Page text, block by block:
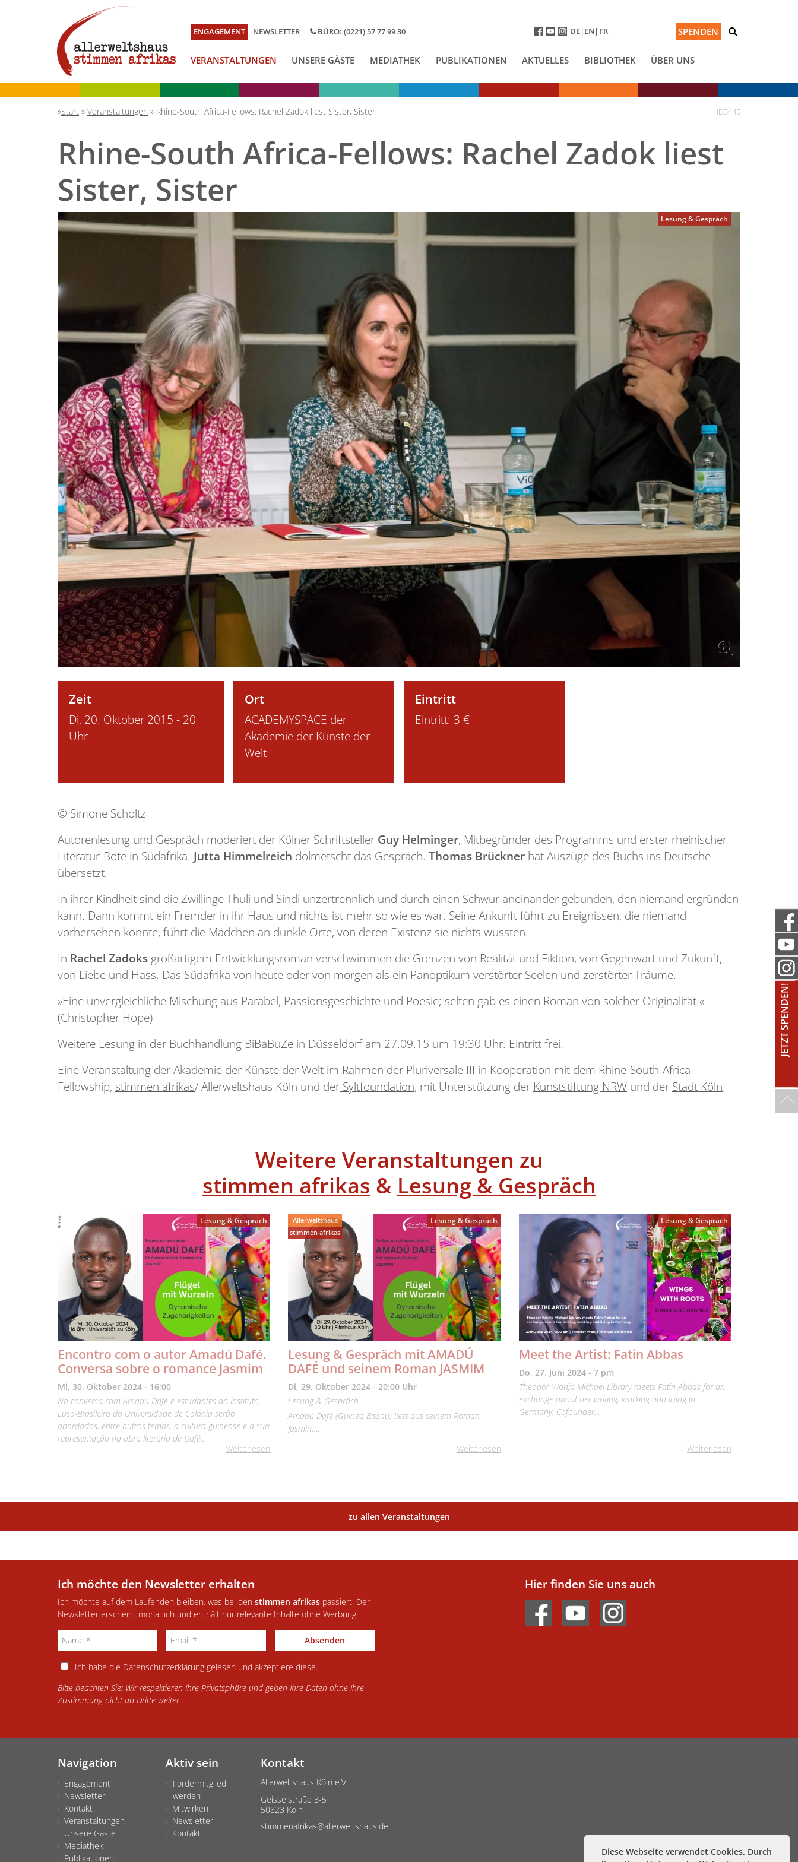
Diese Webseite verwendet Cookies. Durch
BÜRO: (0221) 57 77 99 30 SPENDEN
ENGAGEMENT NEWSLETTER DE EN FR
VERANSTALTUNGEN UNSERE GÄSTE MEDIATHEK PUBLIKATIONEN AKTUELLES BIBLIOTHEK ÜBER UNS
JETZT SPENDEN!
Start » Veranstaltungen » Rhine-South Africa-Fellows: Rachel Zadok liest Sister, Sister ID3445
Rhine-South Africa-Fellows: Rachel Zadok liest
Sister, Sister
Lesung & Gespräch
Zeit
Di, 20. Oktober 2015 - 20
Uhr
Ort
ACADEMYSPACE der
Akademie der Künste der
Welt
Eintritt
Eintritt: 3 €
© Simone Scholtz
Autorenlesung und Gespräch moderiert der Kölner Schriftsteller Guy Helminger, Mitbegründer des Programms und erster rheinischer
Literatur-Bote in Südafrika. Jutta Himmelreich dolmetscht das Gespräch. Thomas Brückner hat Auszüge des Buchs ins Deutsche
übersetzt.
In ihrer Kindheit sind die Zwillinge Thuli und Sindi unzertrennlich und durch einen Schwur aneinander gebunden, den niemand ergründen
kann. Dann kommt ein Fremder in ihr Haus und nichts ist mehr so wie es war. Seine Ankunft führt zu Ereignissen, die niemand
vorhersehen konnte, führt die Mädchen an dunkle Orte, von deren Existenz sie nichts wussten.
In Rachel Zadoks großartigem Entwicklungsroman verschwimmen die Grenzen von Realität und Fiktion, von Gegenwart und Zukunft,
von Liebe und Hass. Das Südafrika von heute oder von morgen als ein Panoptikum verstörter Seelen und zerstörter Träume.
»Eine unvergleichliche Mischung aus Parabel, Passionsgeschichte und Poesie; selten gab es einen Roman von solcher Originalität.«
(Christopher Hope)
Weitere Lesung in der Buchhandlung BiBaBuZe in Düsseldorf am 27.09.15 um 19:30 Uhr. Eintritt frei.
Eine Veranstaltung derAkademie der Künste der Welt im Rahmen der Pluriversale III in Kooperation mit dem Rhine-South-Africa-
Fellowship, stimmen afrikas/ Allerweltshaus Köln und der Syltfoundation, mit Unterstützung der Kunststiftung NRW und der Stadt Köln.
Weitere Veranstaltungen zu
stimmen afrikas & Lesung & Gespräch
Lesung & Gespräch
Encontro com o autor Amadú Dafé.
Conversa sobre o romance Jasmim
Mi, 30. Oktober 2024 - 16:00
Na conversa com Amadu Dafé e estudantes do Instituto
Luso-Brasileiro da Universidade de Colónia serão
abordados, entre outros temas, a cultura guinense e a sua
representação na obra literária de Dafé,…
Weiterlesen
Allerweltshaus
stimmen afrikas
Lesung & Gespräch
Lesung & Gespräch mit AMADÚ
DAFÉ und seinem Roman JASMIM
Di, 29. Oktober 2024 - 20:00 Uhr
Lesung & Gespräch
Amadú Dafé (Guinea-Bissau) liest aus seinem Roman
Jasmim…
Weiterlesen
Lesung & Gespräch
Meet the Artist: Fatin Abbas
Do, 27. Juni 2024 - 7 pm
Theodor Wonja Michael Library meets Fatin Abbas for an
exchange about her writing, working and living in
Germany. Cofounder…
Weiterlesen
zu allen Veranstaltungen
Ich möchte den Newsletter erhalten
Ich möchte auf dem Laufenden bleiben, was bei den stimmen afrikas passiert. Der
Newsletter erscheint monatlich und enthält nur relevante Inhalte ohne Werbung.
Absenden
Ich habe die Datenschutzerklärunggelesen und akzeptiere diese.
Bitte beachten Sie: Wir respektieren Ihre Privatsphäre und geben Ihre Daten ohne Ihre
Zustimmung nicht an Dritte weiter.
Hier finden Sie uns auch
Navigation
Engagement
Newsletter
Kontakt
Veranstaltungen
Unsere Gäste
Mediathek
Publikationen
Aktiv sein
Fördermitglied
werden
Mitwirken
Newsletter
Kontakt
Kontakt
Allerweltshaus Köln e.V.
Geisselstraße 3-5
50823 Köln
stimmenafrikas@allerweltshaus.de